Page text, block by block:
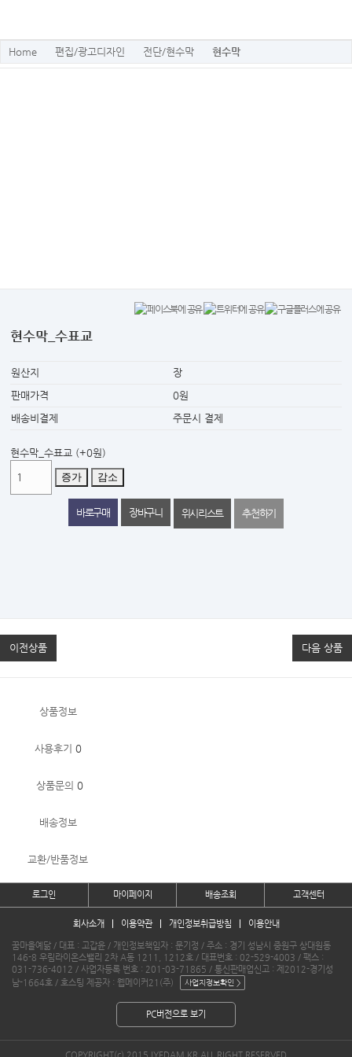
Home 편집/광고디자인 전단/현수막 현수막
현수막_수표교
원산지
장
판매가격
0원
배송비결제
주문시 결제
현수막_수표교 (+0원)
증가 감소
위시리스트 추천하기
이전상품 다음 상품
상품정보
사용후기 0
상품문의 0
배송정보
교환/반품정보
로그인 마이페이지 배송조회 고객센터
회사소개 이용약관 개인정보취급방침 이용안내
꿈마을예닮 / 대표 : 고갑윤 / 개인정보책임자 : 문기정 / 주소 : 경기 성남시 중원구 상대원동
146-8 우림라이온스밸리 2차 A동 1211, 1212호 / 대표번호 : 02-529-4003 / 팩스 :
031-736-4012 / 사업자등록 번호 : 201-03-71865 / 통신판매업신고 : 제2012-경기성
남-1664호 / 호스팅 제공자 : 웹메이커21(주)
PC버전으로 보기